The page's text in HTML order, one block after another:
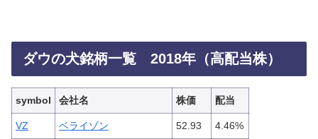
ダウの犬銘柄一覧 2018年（高配当株）
symbol 会社名 株価 配当
VZ ベライゾン 52.93 4.46%